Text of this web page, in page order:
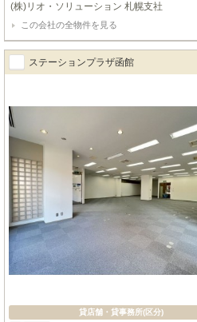
(株)リオ・ソリューション 札幌支社
この会社の全物件を見る
ステーションプラザ函館
貸店舗・貸事務所(区分)